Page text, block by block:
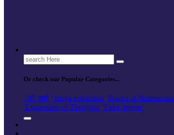
Search
for:
Or check our Popular Categories...
: डॉ. शर्मा ' mega exhibition 'Basics of
'Expression of Thoughts' 'Fake degree'